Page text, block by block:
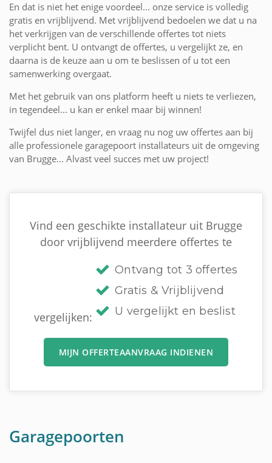
En dat is niet het enige voordeel... onze service is volledig
gratis en vrijblijvend. Met vrijblijvend bedoelen we dat u na
het verkrijgen van de verschillende offertes tot niets
verplicht bent. U ontvangt de offertes, u vergelijkt ze, en
daarna is de keuze aan u om te beslissen of u tot een
samenwerking overgaat.
Met het gebruik van ons platform heeft u niets te verliezen,
in tegendeel... u kan er enkel maar bij winnen!
Twijfel dus niet langer, en vraag nu nog uw offertes aan bij
alle professionele garagepoort installateurs uit de omgeving
van Brugge... Alvast veel succes met uw project!
Vind een geschikte installateur uit Brugge
door vrijblijvend meerdere offertes te
vergelijken:
Ontvang tot 3 offertes
Gratis & Vrijblijvend
U vergelijkt en beslist
MIJN OFFERTEAANVRAAG INDIENEN
Garagepoorten